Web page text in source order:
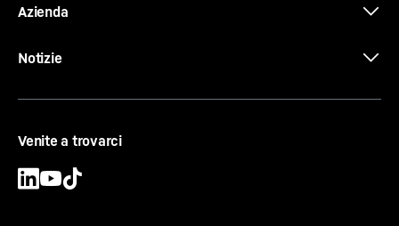
Azienda
Notizie
Venite a trovarci